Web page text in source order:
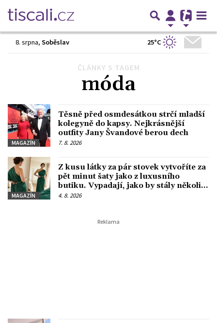
8. srpna, Soběslav 25°C
ČLÁNKY S TAGEM
móda
MAGAZÍN
Těsně před osmdesátkou strčí mladší
kolegyně do kapsy. Nejkrásnější
outfity Jany Švandové berou dech
7. 8. 2026
MAGAZÍN
Z kusu látky za pár stovek vytvoříte za
pět minut šaty jako z luxusního
butiku. Vypadají, jako by stály několik
tisíc korun
4. 8. 2026
… 32 Další